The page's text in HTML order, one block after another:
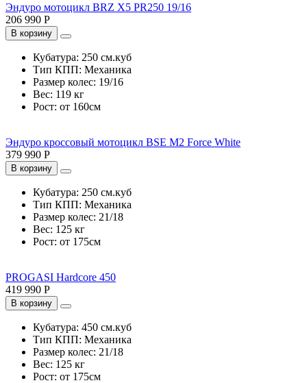
Эндуро мотоцикл BRZ X5 PR250 19/16
206 990 Р
В корзину
Кубатура: 250 см.куб
Тип КПП: Механика
Размер колес: 19/16
Вес: 119 кг
Рост: от 160см
Эндуро кроссовый мотоцикл BSE M2 Force White
379 990 Р
В корзину
Кубатура: 250 см.куб
Тип КПП: Механика
Размер колес: 21/18
Вес: 125 кг
Рост: от 175см
PROGASI Hardcore 450
419 990 Р
В корзину
Кубатура: 450 см.куб
Тип КПП: Механика
Размер колес: 21/18
Вес: 125 кг
Рост: от 175см